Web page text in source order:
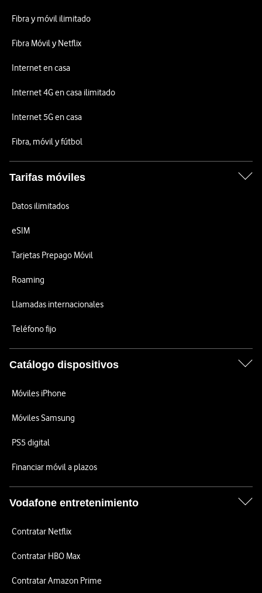
Fibra y móvil ilimitado
Fibra Móvil y Netflix
Internet en casa
Internet 4G en casa ilimitado
Internet 5G en casa
Fibra, móvil y fútbol
Tarifas móviles
Datos ilimitados
eSIM
Tarjetas Prepago Móvil
Roaming
Llamadas internacionales
Teléfono fijo
Catálogo dispositivos
Móviles iPhone
Móviles Samsung
PS5 digital
Financiar móvil a plazos
Vodafone entretenimiento
Contratar Netflix
Contratar HBO Max
Contratar Amazon Prime